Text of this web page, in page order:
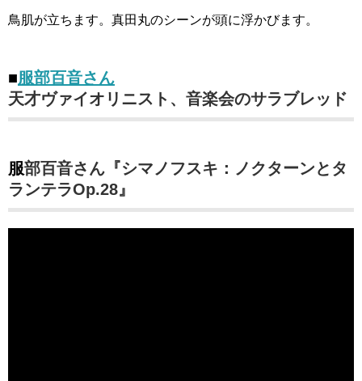
鳥肌が立ちます。真田丸のシーンが頭に浮かびます。
■服部百音さん
天才ヴァイオリニスト、音楽会のサラブレッド
服部百音さん『シマノフスキ：ノクターンとタ
ランテラOp.28』